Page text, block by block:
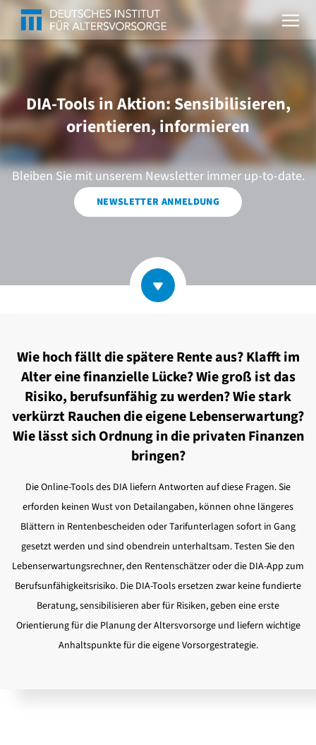
DIA-Tools in Aktion: Sensibilisieren,
orientieren, informieren
Bleiben Sie mit unserem Newsletter immer up-to-date.
NEWSLETTER ANMELDUNG
Wie hoch fällt die spätere Rente aus? Klafft im
Alter eine finanzielle Lücke? Wie groß ist das
Risiko, berufsunfähig zu werden? Wie stark
verkürzt Rauchen die eigene Lebenserwartung?
Wie lässt sich Ordnung in die privaten Finanzen
bringen?
Die Online-Tools des DIA liefern Antworten auf diese Fragen. Sie
erforden keinen Wust von Detailangaben, können ohne längeres
Blättern in Rentenbescheiden oder Tarifunterlagen sofort in Gang
gesetzt werden und sind obendrein unterhaltsam. Testen Sie den
Lebenserwartungsrechner, den Rentenschätzer oder die DIA-App zum
Berufsunfähigkeitsrisiko. Die DIA-Tools ersetzen zwar keine fundierte
Beratung, sensibilisieren aber für Risiken, geben eine erste
Orientierung für die Planung der Altersvorsorge und liefern wichtige
Anhaltspunkte für die eigene Vorsorgestrategie.